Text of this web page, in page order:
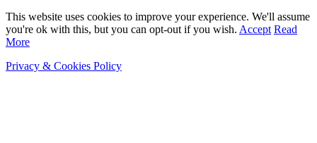
This website uses cookies to improve your experience. We'll assume
you're ok with this, but you can opt-out if you wish. Accept Read
More
Privacy & Cookies Policy